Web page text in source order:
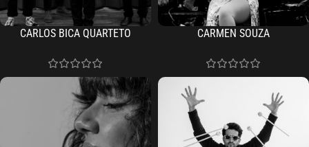
CARLOS BICA QUARTETO CARMEN SOUZA